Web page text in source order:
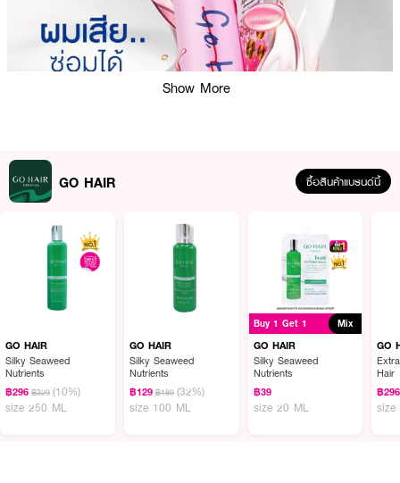
ผลลัพธ์ที่ได้ :
GOHAIR Repair Treatment
สำหรับผมเส้นเล็ก นวัตกรรมล่าสุดของโกแฮร์
สำหรับผมเส้นเล็ก ที่ช่วยบำรุงและฟื้นฟูเส้นผมที่แห้งเสีย ช่วยแก้ปัญหาผมแห้งชี้
ฟู ให้กลับมามีน้ำหนัก จัดทรงง่าย เป็นประกายเงางาม เห็นผลทันทีที่ใช้
• ครีมนวดสำหรับผมเส้นเล็ก ฟื้นบำรุงผมแห้งเสียจากการทำเคมี ไม่ว่าจะดัด ยืด
ทำทำ
• ลดปัญหาผมแห้งเสียชี้ฟู ให้กลับมามาน้ำหนัก จัดทรงง่ายเป็นประกาย เงางาม
Show More
GO HAIR ซื้อสินค้าแบรนด์นี้
GO HAIR
Silky Seaweed
Nutrients
฿296 ฿329 (10%)
size 250 ML
GO HAIR
Silky Seaweed
Nutrients
฿129 ฿189 (32%)
size 100 ML
Buy 1 Get 1 Mix
GO HAIR
Silky Seaweed
Nutrients
฿39
size 20 ML
GO
Hair
฿296
size